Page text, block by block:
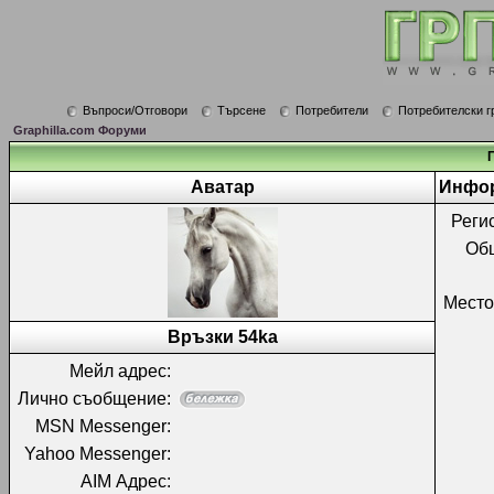
Въпроси/Отговори Търсене Потребители
Потребителски
Graphilla.com Форуми
Аватар
Връзки 54ka
Мейл адрес:
Лично съобщение:
MSN Messenger:
Yahoo Messenger:
AIM Адрес: